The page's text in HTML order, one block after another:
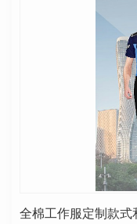
全棉工作服定制款式